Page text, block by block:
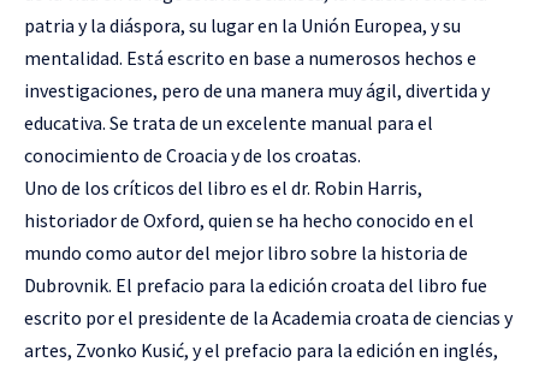
patria y la diáspora, su lugar en la Unión Europea, y su
mentalidad. Está escrito en base a numerosos hechos e
investigaciones, pero de una manera muy ágil, divertida y
educativa. Se trata de un excelente manual para el
conocimiento de Croacia y de los croatas.
Uno de los críticos del libro es el dr. Robin Harris,
historiador de Oxford, quien se ha hecho conocido en el
mundo como autor del mejor libro sobre la historia de
Dubrovnik. El prefacio para la edición croata del libro fue
escrito por el presidente de la Academia croata de ciencias y
artes, Zvonko Kusić, y el prefacio para la edición en inglés,